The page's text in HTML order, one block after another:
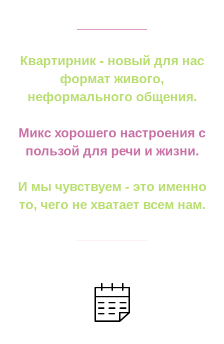
Квартирник - новый для нас
формат живого,
неформального общения.
Микс хорошего настроения с
пользой для речи и жизни.
И мы чувствуем - это именно
то, чего не хватает всем нам.